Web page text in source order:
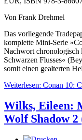
Von Frank Drehmel
Das vorliegende
komplette Mini-Serie
Nachwort chronologisch
Schwarzen Flusses«
somit einen gealterten
Weiterlesen: Conan 10:
Wilks, Eileen:
Wolf Shadow 2